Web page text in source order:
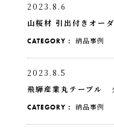
2023.8.6
山桜材 引出付きオー
CATEGORY： 納品事例
2023.8.5
飛騨産業丸テーブル
CATEGORY： 納品事例